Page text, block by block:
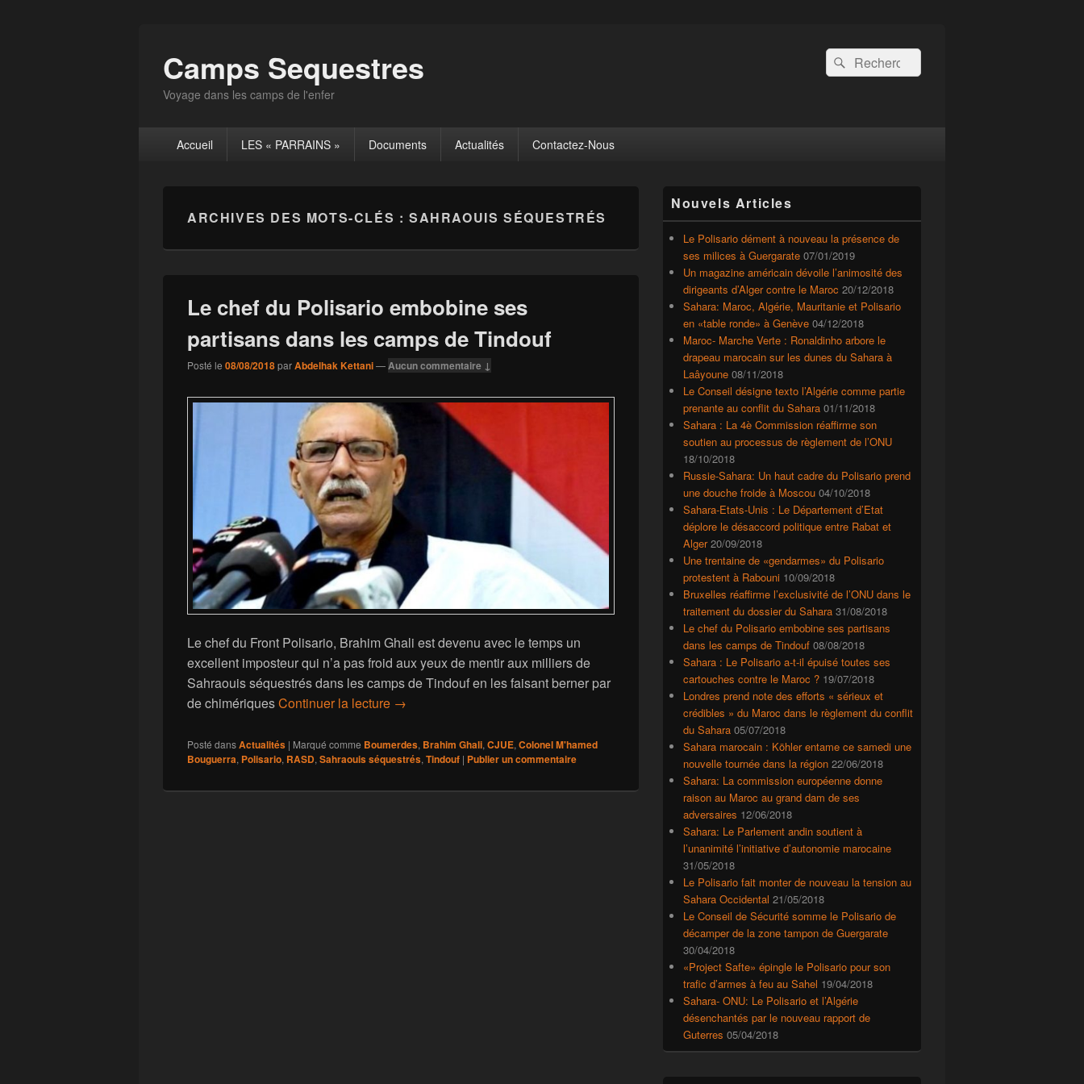
Camps Sequestres
Voyage dans les camps de l'enfer
Recherche :
Rechercher
principalAccueil LES « PARRAINS » Documents Actualités Contactez-Nous
ARCHIVES DES MOTS-CLÉS :SAHRAOUIS SÉQUESTRÉS
Le chef du Polisario embobine ses
partisans dans les camps de Tindouf
Posté le 08/08/2018parAbdelhak Kettani—Aucun commentaire ↓
Le chef du Front Polisario, Brahim Ghali est devenu avec le temps un
excellent imposteur qui n’a pas froid aux yeux de mentir aux milliers de
Sahraouis séquestrés dans les camps de Tindouf en les faisant berner par
de chimériquesContinuer la lecture Le chef du Polisario embobine ses partisans dans les camps de Tindouf
→
Posté dansActualités | Marqué comme Boumerdes, Brahim Ghali, CJUE, Colonel M'hamed
Bouguerra, Polisario, RASD, Sahraouis séquestrés, Tindouf | Publier un commentaire
principale
de
widget
barre
latérale
Nouvels Articles
Le Polisario dément à nouveau la présence de
ses milices à Guergarate 07/01/2019
Un magazine américain dévoile l’animosité des
dirigeants d’Alger contre le Maroc 20/12/2018
Sahara: Maroc, Algérie, Mauritanie et Polisario
en «table ronde» à Genève 04/12/2018
Maroc- Marche Verte : Ronaldinho arbore le
drapeau marocain sur les dunes du Sahara à
Laâyoune 08/11/2018
Le Conseil désigne texto l’Algérie comme partie
prenante au conflit du Sahara 01/11/2018
Sahara : La 4è Commission réaffirme son
soutien au processus de règlement de l’ONU
18/10/2018
Russie-Sahara: Un haut cadre du Polisario prend
une douche froide à Moscou 04/10/2018
Sahara-Etats-Unis : Le Département d’Etat
déplore le désaccord politique entre Rabat et
Alger 20/09/2018
Une trentaine de «gendarmes» du Polisario
protestent à Rabouni 10/09/2018
Bruxelles réaffirme l’exclusivité de l’ONU dans le
traitement du dossier du Sahara 31/08/2018
Le chef du Polisario embobine ses partisans
dans les camps de Tindouf 08/08/2018
Sahara : Le Polisario a-t-il épuisé toutes ses
cartouches contre le Maroc ? 19/07/2018
Londres prend note des efforts « sérieux et
crédibles » du Maroc dans le règlement du conflit
du Sahara 05/07/2018
Sahara marocain : Köhler entame ce samedi une
nouvelle tournée dans la région 22/06/2018
Sahara: La commission européenne donne
raison au Maroc au grand dam de ses
adversaires 12/06/2018
Sahara: Le Parlement andin soutient à
l’unanimité l’initiative d’autonomie marocaine
31/05/2018
Le Polisario fait monter de nouveau la tension au
Sahara Occidental 21/05/2018
Le Conseil de Sécurité somme le Polisario de
décamper de la zone tampon de Guergarate
30/04/2018
«Project Safte» épingle le Polisario pour son
trafic d’armes à feu au Sahel 19/04/2018
Sahara- ONU: Le Polisario et l’Algérie
désenchantés par le nouveau rapport de
Guterres 05/04/2018